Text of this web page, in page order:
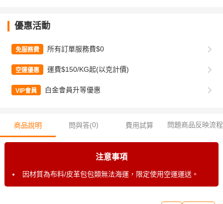
優惠活動
免服務費 所有訂單服務費$0
空運優惠 運費$150/KG起(以克計價)
VIP會員 白金會員升等優惠
商品說明 問與答(0) 費用試算 問題商品反映流程
注意事項
因材質為布料/皮革包包類無法海運，限定使用空運運送。